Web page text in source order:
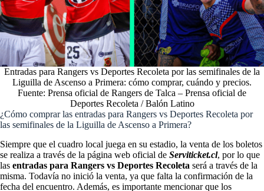
Entradas para Rangers vs Deportes Recoleta por las semifinales de la
Liguilla de Ascenso a Primera: cómo comprar, cuándo y precios.
Fuente: Prensa oficial de Rangers de Talca – Prensa oficial de
Deportes Recoleta / Balón Latino
¿Cómo comprar las entradas para Rangers vs Deportes Recoleta por
las semifinales de la Liguilla de Ascenso a Primera?
Siempre que el cuadro local juega en su estadio, la venta de los boletos
se realiza a través de la página web oficial de Serviticket.cl, por lo que
las entradas para Rangers vs Deportes Recoleta será a través de la
misma. Todavía no inició la venta, ya que falta la confirmación de la
fecha del encuentro. Además, es importante mencionar que los